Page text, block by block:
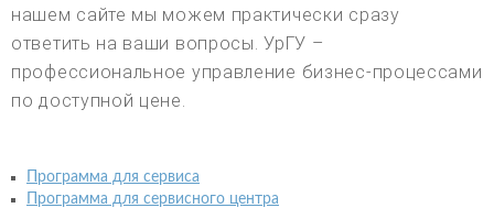
нашем сайте мы можем практически сразу
ответить на ваши вопросы. УрГУ –
профессиональное управление бизнес-процессами
по доступной цене.
Программа для сервиса
Программа для сервисного центра